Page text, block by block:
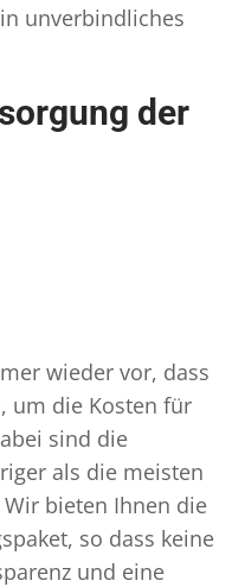
unverbindliches
der
wieder vor, dass
um die Kosten für
sind die
als die meisten
bieten Ihnen die
so dass keine
und eine